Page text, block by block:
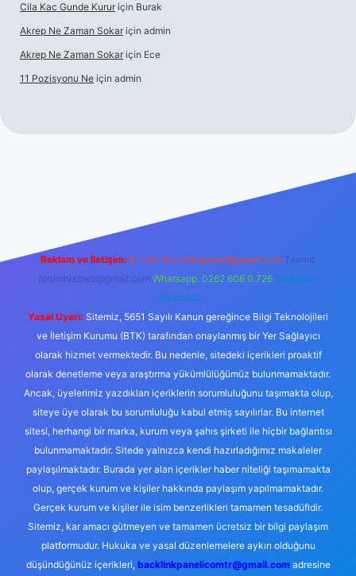
Cila Kac Gunde Kurur için Burak
Akrep Ne Zaman Sokar için admin
Akrep Ne Zaman Sokar için Ece
11 Pozisyonu Ne için admin
Reklam ve İletişim: E-mail: backlinkpaneli@gmail.com Teams:
forumhizmeti@gmail.com Whatsapp: 0262 606 0 726 Telegram:
@karabul
Yasal Uyarı: Sitemiz, 5651 Sayılı Kanun gereğince Bilgi Teknolojileri
ve İletişim Kurumu (BTK) tarafından onaylanmış bir Yer Sağlayıcı
olarak hizmet vermektedir. Bu nedenle, sitedeki içerikleri proaktif
olarak denetleme veya araştırma yükümlülüğümüz bulunmamaktadır.
Ancak, üyelerimiz yazdıkları içeriklerin sorumluluğunu taşımakta olup,
siteye üye olarak bu sorumluluğu kabul etmiş sayılırlar. Bu internet
sitesi, herhangi bir marka, kurum veya şahıs şirketi ile hiçbir bağlantısı
bulunmamaktadır. Sitede yalnızca kendi hazırladığımız makaleler
paylaşılmaktadır. Burada yer alan içerikler haber niteliği taşımamakta
olup, gerçek kurum ve kişiler hakkında paylaşım yapılmamaktadır.
Gerçek kurum ve kişiler ile isim benzerlikleri tamamen tesadüfidir.
Sitemiz, kar amacı gütmeyen ve tamamen ücretsiz bir bilgi paylaşım
platformudur. Hukuka ve yasal düzenlemelere aykırı olduğunu
düşündüğünüz içerikleri, backlinkpanelicomtr@gmail.comadresine